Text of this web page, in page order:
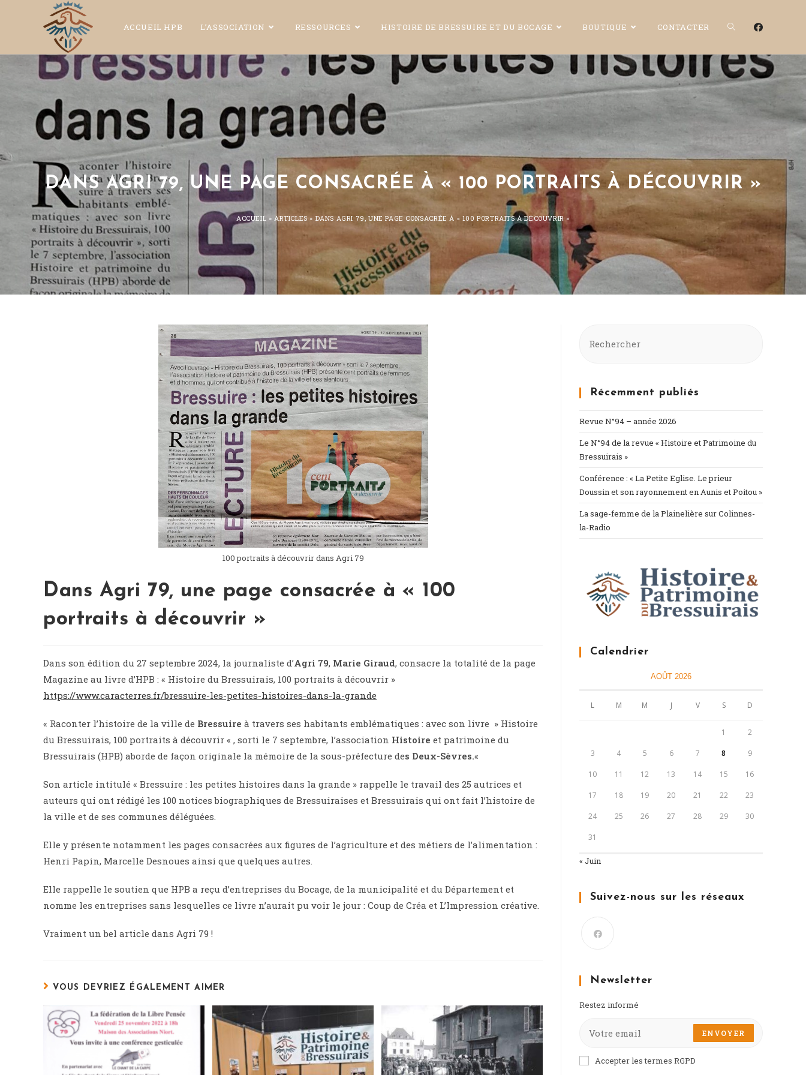
ACCUEIL HPB L’ASSOCIATION RESSOURCES HISTOIRE DE BRESSUIRE ET DU BOCAGE BOUTIQUE CONTACTER
DANS AGRI 79, UNE PAGE CONSACRÉE À « 100 PORTRAITS À DÉCOUVRIR »
ACCUEIL » ARTICLES » DANS AGRI 79, UNE PAGE CONSACRÉE À « 100 PORTRAITS À DÉCOUVRIR »
100 portraits à découvrir dans Agri 79
Dans Agri 79, une page consacrée à « 100
portraits à découvrir »
Dans son édition du 27 septembre 2024, la journaliste d’Agri 79, Marie Giraud, consacre la totalité de la page
Magazine au livre d’HPB : « Histoire du Bressuirais, 100 portraits à découvrir »
https://www.caracterres.fr/bressuire-les-petites-histoires-dans-la-grande
« Raconter l’histoire de la ville de Bressuire à travers ses habitants emblématiques : avec son livre » Histoire
du Bressuirais, 100 portraits à découvrir « , sorti le 7 septembre, l’association Histoire et patrimoine du
Bressuirais (HPB) aborde de façon originale la mémoire de la sous-préfecture des Deux-Sèvres.«
Son article intitulé « Bressuire : les petites histoires dans la grande » rappelle le travail des 25 autrices et
auteurs qui ont rédigé les 100 notices biographiques de Bressuiraises et Bressuirais qui ont fait l’histoire de
la ville et de ses communes déléguées.
Elle y présente notamment les pages consacrées aux figures de l’agriculture et des métiers de l’alimentation :
Henri Papin, Marcelle Desnoues ainsi que quelques autres.
Elle rappelle le soutien que HPB a reçu d’entreprises du Bocage, de la municipalité et du Département et
nomme les entreprises sans lesquelles ce livre n’aurait pu voir le jour : Coup de Créa et L’Impression créative.
Vraiment un bel article dans Agri 79 !
VOUS DEVRIEZ ÉGALEMENT AIMER
Récemment publiés
Revue N°94 – année 2026
Le N°94 de la revue « Histoire et Patrimoine du
Bressuirais »
Conférence : « La Petite Eglise. Le prieur
Doussin et son rayonnement en Aunis et Poitou »
La sage-femme de la Plainelière sur Colinnes-
la-Radio
Calendrier
AOÛT 2026
L M M J V S D
1 2
3 4 5 6 7 8 9
10 11 12 13 14 15 16
17 18 19 20 21 22 23
24 25 26 27 28 29 30
31
« Juin
Suivez-nous sur les réseaux
Newsletter
Restez informé
ENVOYER
Accepter les termes RGPD